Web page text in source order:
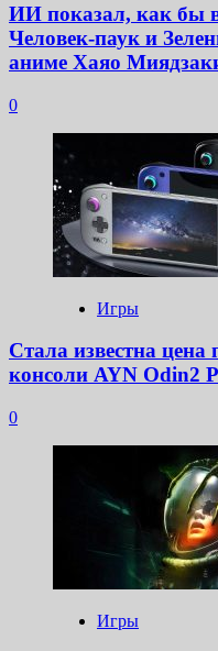
ИИ показал, как бы
Человек-паук и
аниме Хаяо
0
Игры
Стала известна
консоли AYN Odin2
0
Игры